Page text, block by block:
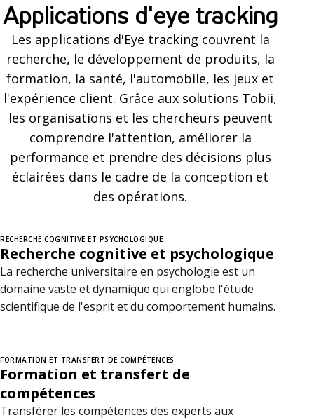
p
c
a
n
s
Applications d'eye tracking
Les applications d'Eye tracking couvrent la
recherche, le développement de produits, la
formation, la santé, l'automobile, les jeux et
l'expérience client. Grâce aux solutions Tobii,
les organisations et les chercheurs peuvent
comprendre l'attention, améliorer la
performance et prendre des décisions plus
éclairées dans le cadre de la conception et
des opérations.
RECHERCHE COGNITIVE ET PSYCHOLOGIQUE
Recherche cognitive et psychologique
La recherche universitaire en psychologie est un
domaine vaste et dynamique qui englobe l'étude
scientifique de l'esprit et du comportement humains.
FORMATION ET TRANSFERT DE COMPÉTENCES
Formation et transfert de
compétences
Transférer les compétences des experts aux